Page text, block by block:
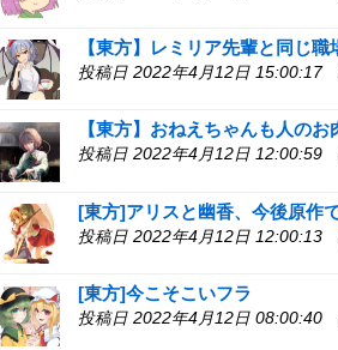
【東方】レミリア先輩と同じ
投稿日 2022年4月12日 15:00:17
【東方】おねえちゃんも人の
投稿日 2022年4月12日 12:00:59
[東方]アリスと幽香、今後原作
投稿日 2022年4月12日 12:00:13
[東方]今こそこいフラ
投稿日 2022年4月12日 08:00:40